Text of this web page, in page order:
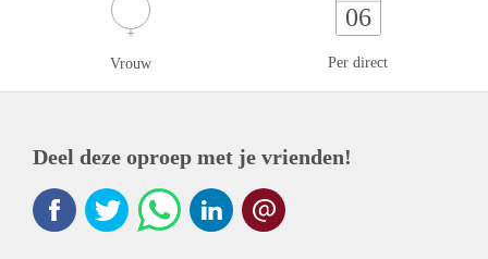
Vrouw
06
Per direct
Deel deze oproep met je vrienden!